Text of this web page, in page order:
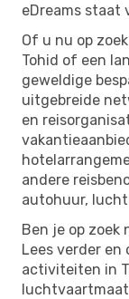
eDreams staat
Of u nu op
Tohid of een
geweldige
uitgebreide
en
andere
autohuur,
Ben je op zoek
Lees verder en
activiteiten in